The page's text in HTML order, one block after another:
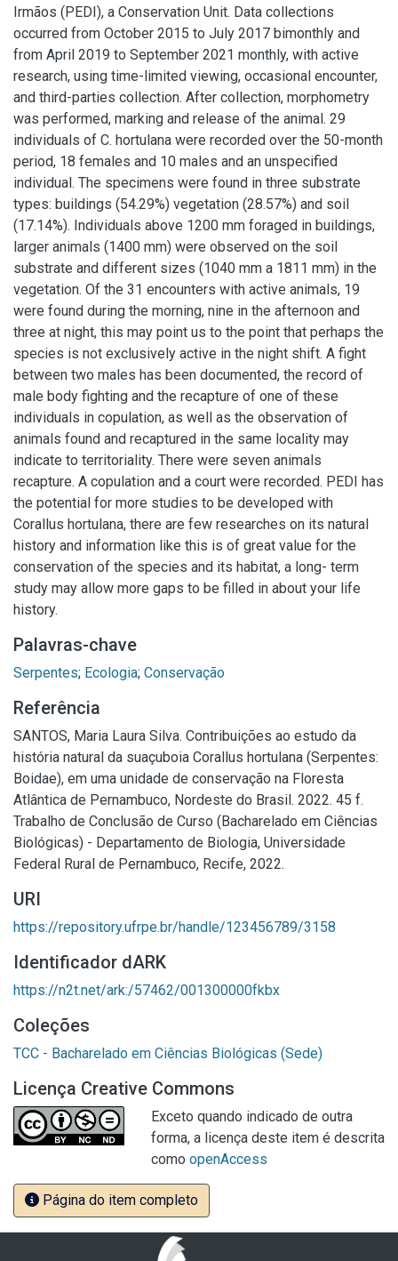
Irmãos (PEDI), a Conservation Unit. Data collections
occurred from October 2015 to July 2017 bimonthly and
from April 2019 to September 2021 monthly, with active
research, using time-limited viewing, occasional encounter,
and third-parties collection. After collection, morphometry
was performed, marking and release of the animal. 29
individuals of C. hortulana were recorded over the 50-month
period, 18 females and 10 males and an unspecified
individual. The specimens were found in three substrate
types: buildings (54.29%) vegetation (28.57%) and soil
(17.14%). Individuals above 1200 mm foraged in buildings,
larger animals (1400 mm) were observed on the soil
substrate and different sizes (1040 mm a 1811 mm) in the
vegetation. Of the 31 encounters with active animals, 19
were found during the morning, nine in the afternoon and
three at night, this may point us to the point that perhaps the
species is not exclusively active in the night shift. A fight
between two males has been documented, the record of
male body fighting and the recapture of one of these
individuals in copulation, as well as the observation of
animals found and recaptured in the same locality may
indicate to territoriality. There were seven animals
recapture. A copulation and a court were recorded. PEDI has
the potential for more studies to be developed with
Corallus hortulana, there are few researches on its natural
history and information like this is of great value for the
conservation of the species and its habitat, a long- term
study may allow more gaps to be filled in about your life
history.
Palavras-chave
Serpentes; Ecologia; Conservação
Referência
SANTOS, Maria Laura Silva. Contribuições ao estudo da
história natural da suaçuboia Corallus hortulana (Serpentes:
Boidae), em uma unidade de conservação na Floresta
Atlântica de Pernambuco, Nordeste do Brasil. 2022. 45 f.
Trabalho de Conclusão de Curso (Bacharelado em Ciências
Biológicas) - Departamento de Biologia, Universidade
Federal Rural de Pernambuco, Recife, 2022.
URI
https://repository.ufrpe.br/handle/123456789/3158
Identificador dARK
https://n2t.net/ark:/57462/001300000fkbx
Coleções
TCC - Bacharelado em Ciências Biológicas (Sede)
Licença Creative Commons
Exceto quando indicado de outra
forma, a licença deste item é descrita
como openAccess
Página do item completo